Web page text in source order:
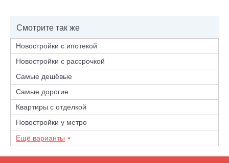
Смотрите так же
Новостройки с ипотекой
Новостройки с рассрочкой
Самые дешёвые
Самые дорогие
Квартиры с отделкой
Новостройки у метро
Ещё варианты